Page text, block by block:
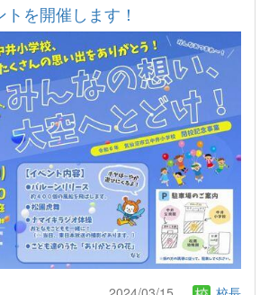
を開催します！